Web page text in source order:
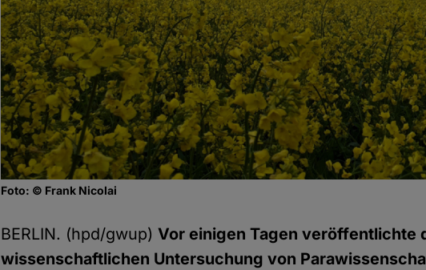
Foto: © Frank Nicolai
BERLIN. (hpd/gwup)Vor einigen Tagen veröffentlichte
wissenschaftlichen Untersuchung von